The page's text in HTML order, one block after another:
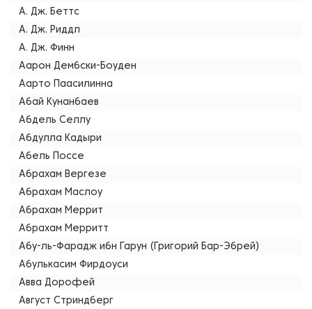
А. Дж. Беттс
А. Дж. Риддл
А. Дж. Финн
Аарон Дембски-Боуден
Аарто Паасилинна
Абай Кунанбаев
Абдель Селлу
Абдулла Кадыри
Абель Поссе
Абрахам Вергезе
Абрахам Маслоу
Абрахам Меррит
Абрахам Мерритт
Абу-ль-Фарадж ибн Гарун (Григорий Бар-Эбрей)
Абулькасим Фирдоуси
Авва Дорофей
Август Стриндберг